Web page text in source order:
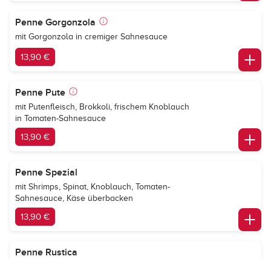
Penne Gorgonzola
mit Gorgonzola in cremiger Sahnesauce
13,90 €
Penne Pute
mit Putenfleisch, Brokkoli, frischem Knoblauch
in Tomaten-Sahnesauce
13,90 €
Penne Spezial
mit Shrimps, Spinat, Knoblauch, Tomaten-
Sahnesauce, Käse überbacken
13,90 €
Penne Rustica